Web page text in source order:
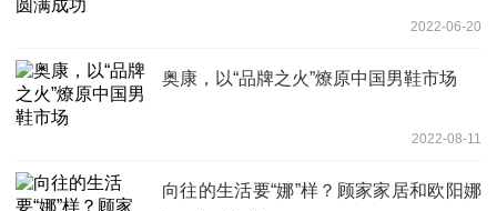
2022-06-20
奥康，以“品牌之火”燎原中国男鞋市场
2022-08-11
向往的生活要“娜”样？顾家家居和欧阳娜